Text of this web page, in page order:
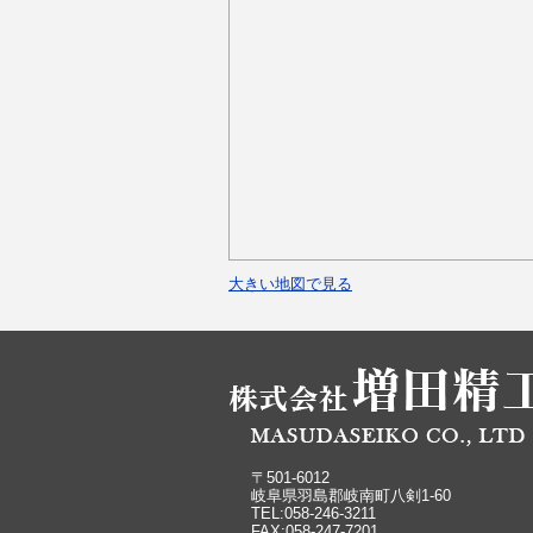
大きい地図で見る
〒501-6012
岐阜県羽島郡岐南町八剣1-60
TEL:058-246-3211